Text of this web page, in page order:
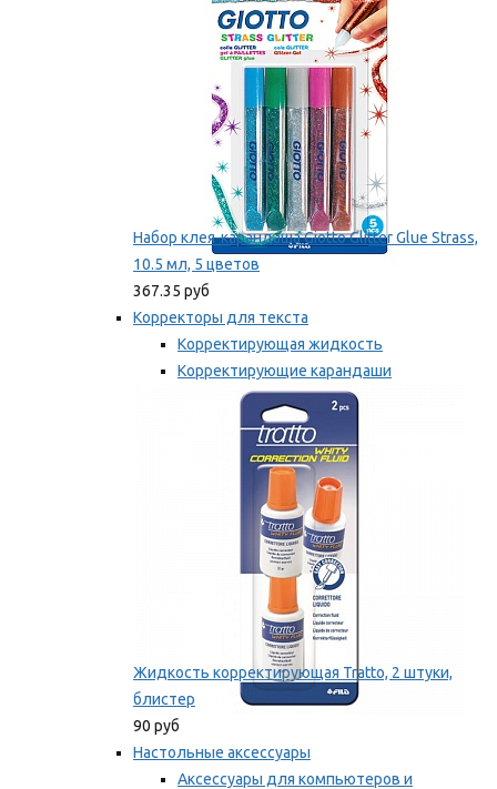
Набор клея-карандаша Giotto Glitter Glue Strass,
10.5 мл, 5 цветов
367.35 руб
Корректоры для текста
Корректирующая жидкость
Корректирующие карандаши
Корректирующие ленты
Мы рекомендуем
Жидкость корректирующая Tratto, 2 штуки,
блистер
90 руб
Настольные аксессуары
Аксессуары для компьютеров и